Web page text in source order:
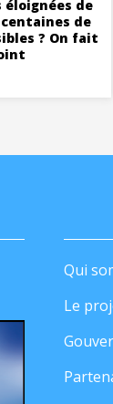
éloignées de
centaines de
? On fait
Qui
Le